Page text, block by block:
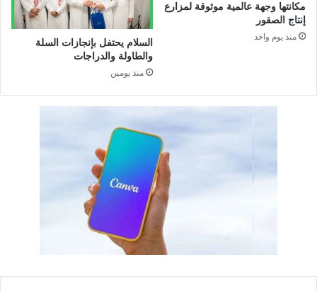
ل
ف
مكانتها وجهة عالمية موثوقة لمزارع
إنتاج الصقور
منذ يوم واحد
السلام يحتفل بإنجازات السلة
والطاولة والدراجات
منذ يومين